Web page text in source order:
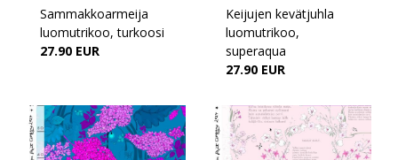
Sammakkoarmeija
luomutrikoo, turkoosi
27.90 EUR
Keijujen kevätjuhla
luomutrikoo,
superaqua
27.90 EUR